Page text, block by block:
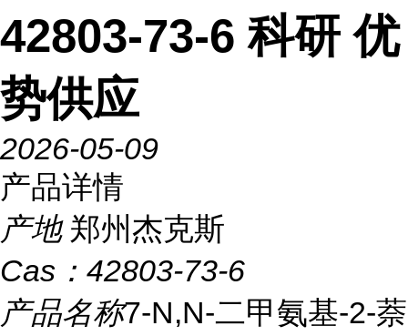
42803-73-6 科研 优
势供应
2026-05-09
产品详情
产地 郑州杰克斯
Cas： 42803-73-6
产品名称7-N,N-二甲氨基-2-萘